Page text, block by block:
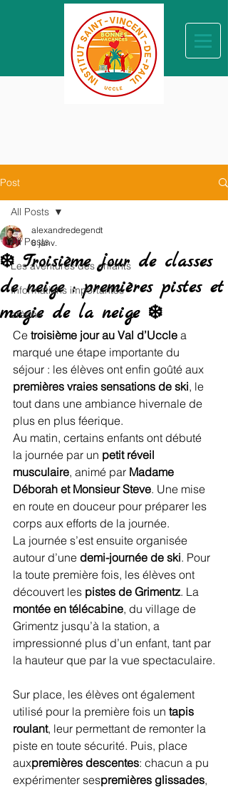
Post
All Posts
Les aventures des enfants
Informations importantes
crèche
All Posts
❄️ Troisième jour de classes
de neige : premières pistes et
magie de la neige ❄️
alexandredegendt
8 janv.
Ce troisième jour au Val d’Uccle a
marqué une étape importante du
séjour : les élèves ont enfin goûté aux
premières vraies sensations de ski, le
tout dans une ambiance hivernale de
plus en plus féerique.
Au matin, certains enfants ont débuté
la journée par un petit réveil
musculaire, animé par Madame
Déborah et Monsieur Steve. Une mise
en route en douceur pour préparer les
corps aux efforts de la journée.
La journée s’est ensuite organisée
autour d’une demi-journée de ski. Pour
la toute première fois, les élèves ont
découvert les pistes de Grimentz. La
montée en télécabine, du village de
Grimentz jusqu’à la station, a
impressionné plus d’un enfant, tant par
la hauteur que par la vue spectaculaire.
Sur place, les élèves ont également
utilisé pour la première fois un tapis
roulant, leur permettant de remonter la
piste en toute sécurité. Puis, place
auxpremières descentes: chacun a pu
expérimenter sespremières glissades,